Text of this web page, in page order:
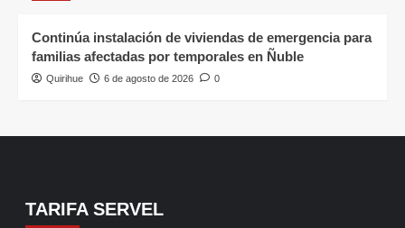
Continúa instalación de viviendas de emergencia para
familias afectadas por temporales en Ñuble
Quirihue 6 de agosto de 2026 0
TARIFA SERVEL